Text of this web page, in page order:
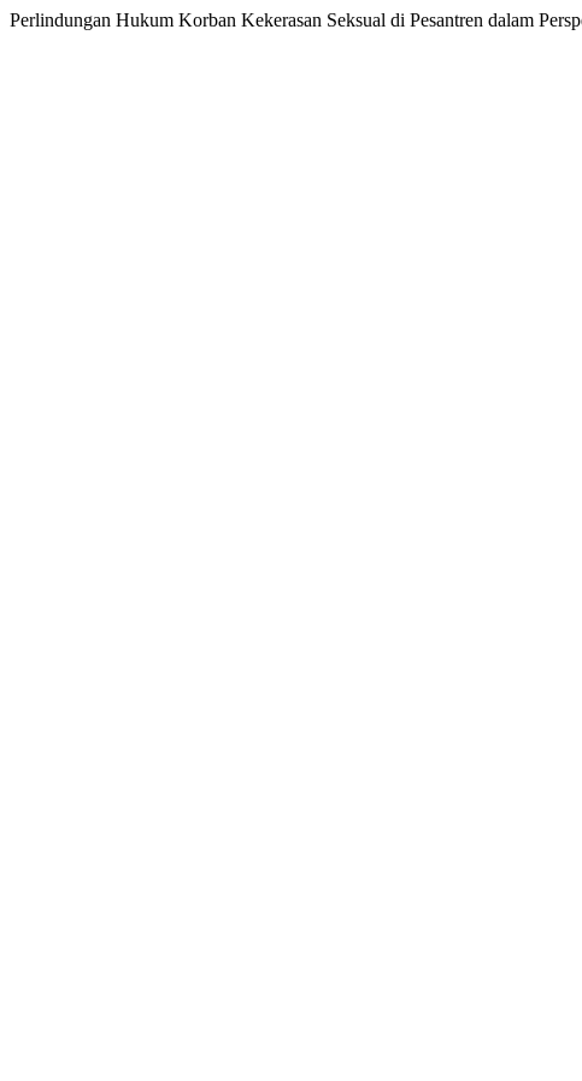
Perlindungan Hukum Korban Kekerasan Seksual di Pesantren dalam